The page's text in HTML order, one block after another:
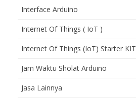
Interface Arduino
Internet Of Things ( IoT )
Internet Of Things (IoT) Starter KIT
Jam Waktu Sholat Arduino
Jasa Lainnya